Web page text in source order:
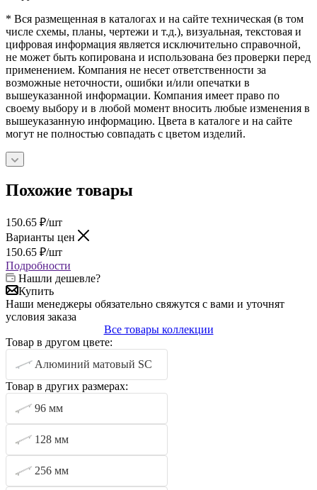
* Вся размещенная в каталогах и на сайте техническая (в том
числе схемы, планы, чертежи и т.д.), визуальная, текстовая и
цифровая информация является исключительно справочной,
не может быть копирована и использована без проверки перед
применением. Компания не несет ответственности за
возможные неточности, ошибки и/или опечатки в
вышеуказанной информации. Компания имеет право по
своему выбору и в любой момент вносить любые изменения в
вышеуказанную информацию. Цвета в каталоге и на сайте
могут не полностью совпадать с цветом изделий.
Похожие товары
150.65 ₽/шт
Варианты цен
150.65 ₽/шт
Подробности
Нашли дешевле?
Купить
Наши менеджеры обязательно свяжутся с вами и уточнят
условия заказа
Все товары коллекции
Товар в другом цвете:
Алюминий матовый SC
Товар в других размерах:
96 мм
128 мм
256 мм